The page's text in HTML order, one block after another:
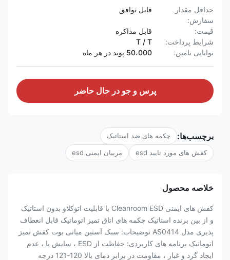
حداقل مقدار
سفارش:
قابل توافق
قیمت:
قابل مذاکره
شرایط پرداخت:
T / T
توانایی تامین:
50،000 پوند در هر ماه
پرس و جو در حال حاضر
برچسب‌ها: چکمه های ضد استاتیک
کفش های مورد تایید esd مربیان ایمنی esd
خلاصه محصول
کفش های ایمنی Cleanroom ESD با قابلیت اتوکلاو بدون استاتیک
و از بین برنده استاتیک چکمه های اتاق تمیز اتوماتیک قابل انعطاف
پذیری مدل AS0414 توضیحات: سبک آستین میانی بوت کفش تمیز
اتوماتیک برنامه های کاربردی: حفاظت از ESD ، سایش پا ، عدم
ایجاد گرد و غبار ، مقاومت در برابر دمای بالا 120-121 درجه